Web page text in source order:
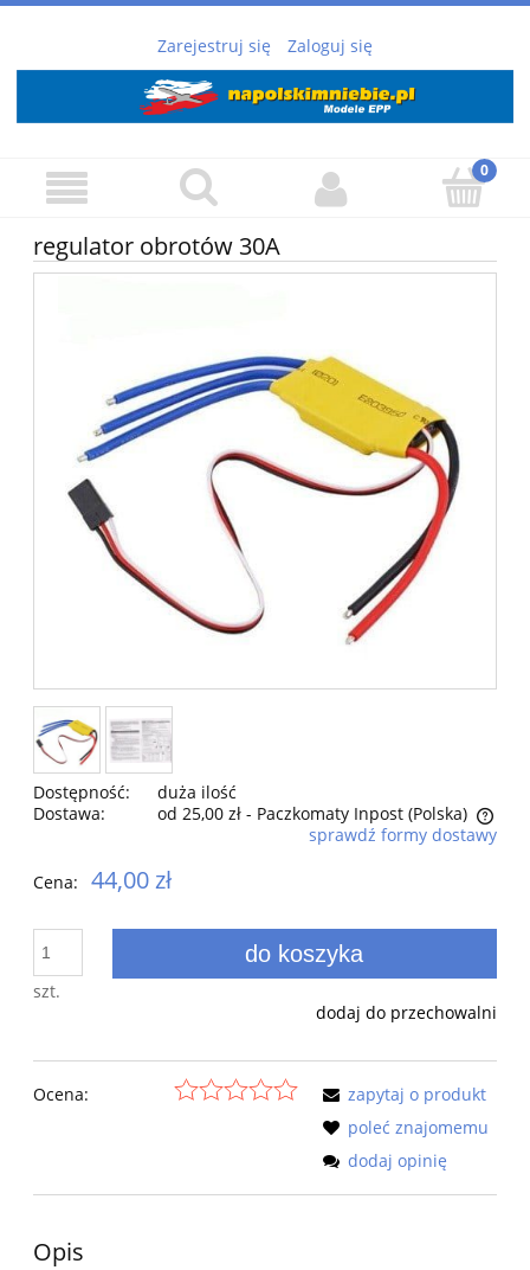
Zarejestruj się Zaloguj się
regulator obrotów 30A
Dostępność:
duża ilość
Dostawa:
od 25,00 zł - Paczkomaty Inpost (Polska)
Cena nie zawiera ewentualnych kosztów płatności
sprawdź formy dostawy
Cena: 44,00 zł
szt.
do koszyka
dodaj do przechowalni
Ocena:
zapytaj o produkt
poleć znajomemu
dodaj opinię
Opis